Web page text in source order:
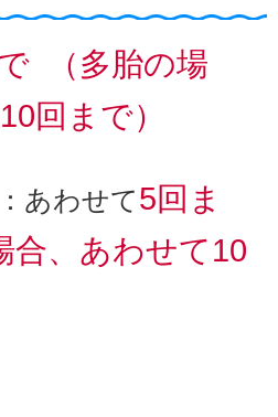
（多胎の場
回まで）
あわせて5回ま
合、あわせて10